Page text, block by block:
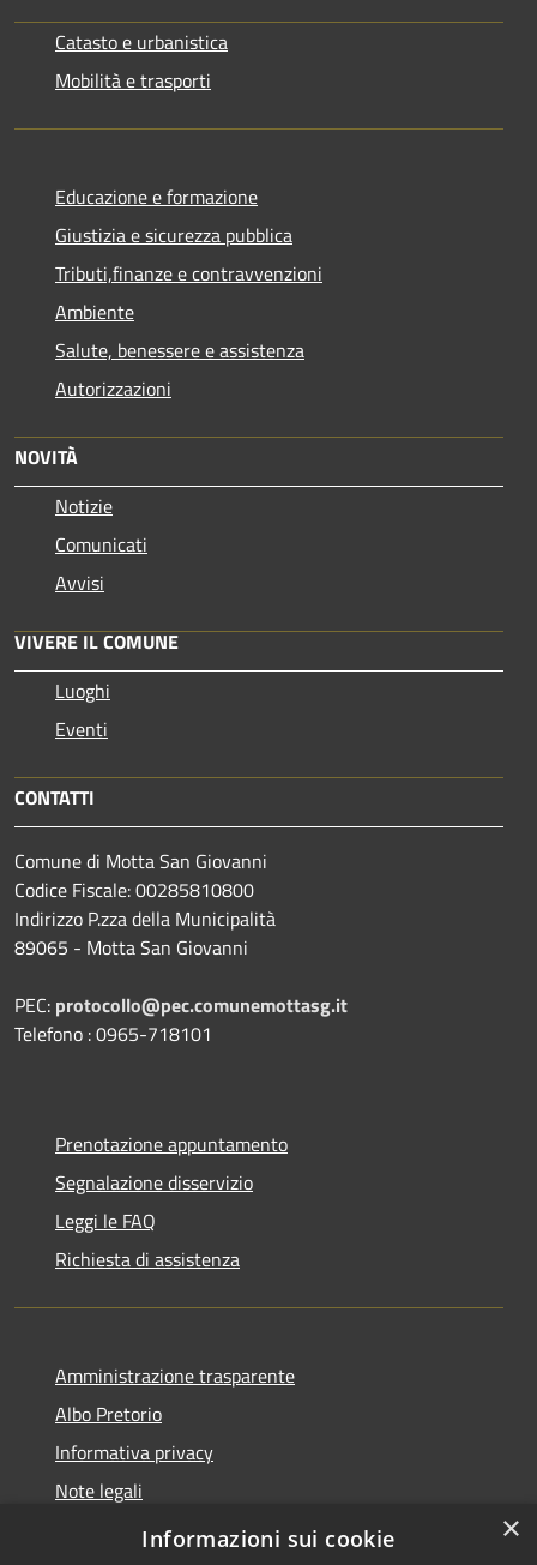
Catasto e urbanistica
Mobilità e trasporti
Educazione e formazione
Giustizia e sicurezza pubblica
Tributi,finanze e contravvenzioni
Ambiente
Salute, benessere e assistenza
Autorizzazioni
NOVITÀ
Notizie
Comunicati
Avvisi
VIVERE IL COMUNE
Luoghi
Eventi
CONTATTI
Comune di Motta San Giovanni
Codice Fiscale: 00285810800
Indirizzo P.zza della Municipalità
89065 - Motta San Giovanni
PEC: protocollo@pec.comunemottasg.it
Telefono : 0965-718101
Prenotazione appuntamento
Segnalazione disservizio
Leggi le FAQ
Richiesta di assistenza
Amministrazione trasparente
Albo Pretorio
Informativa privacy
Note legali
Dichiarazione di accessibilità
×
Informazioni sui cookie